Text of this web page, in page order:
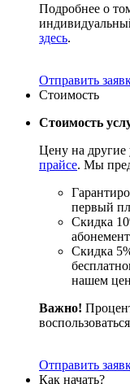
Подробнее о
здесь.
Отправить
Стоимость
Стоимость
Цену на другие
прайсе. Мы
первый
Скидка
Скидка
нашем
Важно!
Отправить
Как начать?